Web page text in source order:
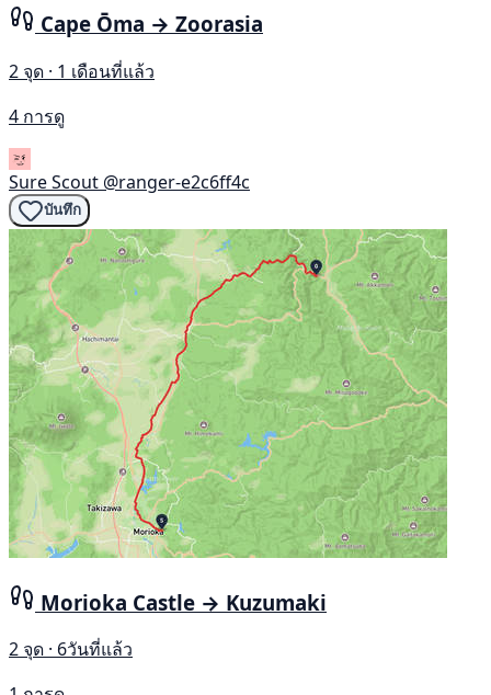
Cape Ōma → Zoorasia
2 จุด · 1 เดือนที่แล้ว
4 การดู
Sure Scout @ranger-e2c6ff4c
บันทึก
Morioka Castle → Kuzumaki
2 จุด · 6วันที่แล้ว